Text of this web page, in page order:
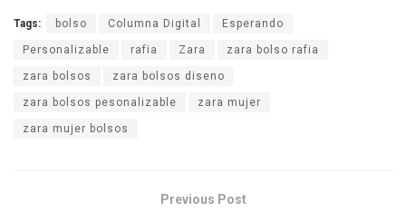
Tags: bolso Columna Digital Esperando
Personalizable rafia Zara zara bolso rafia
zara bolsos zara bolsos diseno
zara bolsos pesonalizable zara mujer
zara mujer bolsos
Previous Post